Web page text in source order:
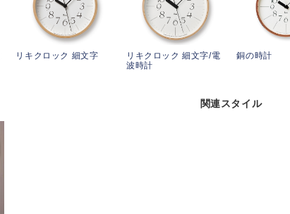
リキクロック 細文字
リキクロック 細文字/電
波時計
銅の時計
関連スタイル